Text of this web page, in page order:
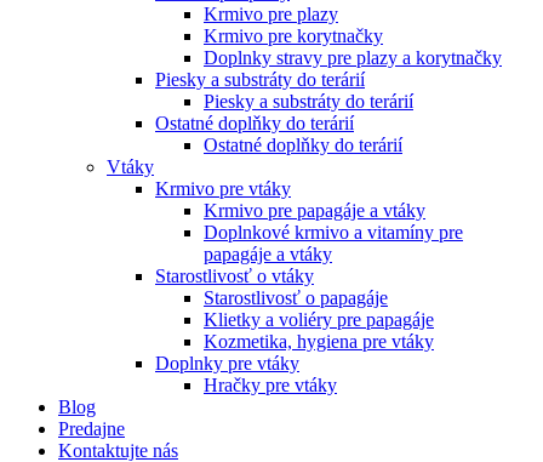
Krmivo pre plazy
Krmivo pre korytnačky
Doplnky stravy pre plazy a korytnačky
Piesky a substráty do terárií
Piesky a substráty do terárií
Ostatné doplňky do terárií
Ostatné doplňky do terárií
Vtáky
Krmivo pre vtáky
Krmivo pre papagáje a vtáky
Doplnkové krmivo a vitamíny pre
papagáje a vtáky
Starostlivosť o vtáky
Starostlivosť o papagáje
Klietky a voliéry pre papagáje
Kozmetika, hygiena pre vtáky
Doplnky pre vtáky
Hračky pre vtáky
Blog
Predajne
Kontaktujte nás